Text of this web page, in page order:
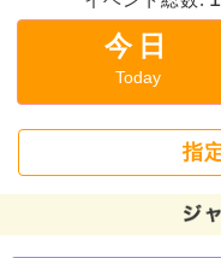
今日
Today
指